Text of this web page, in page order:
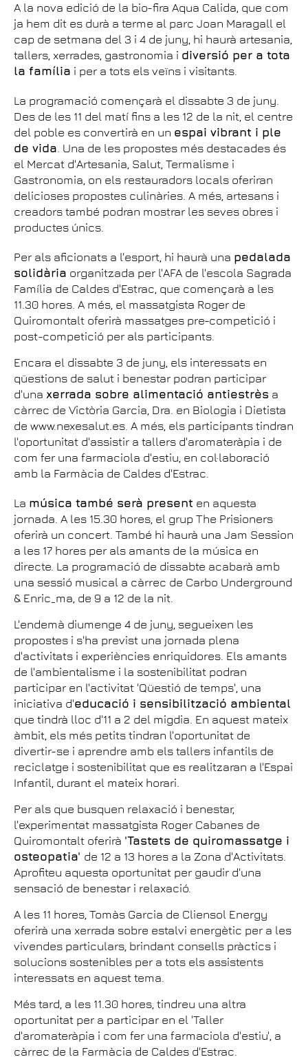
A la nova edició de la bio-fira Aqua Calida, que com
ja hem dit es durà a terme al parc Joan Maragall el
cap de setmana del 3 i 4 de juny, hi haurà artesania,
tallers, xerrades, gastronomia i diversió per a tota
la família i per a tots els veïns i visitants.
La programació començarà el dissabte 3 de juny.
Des de les 11 del matí fins a les 12 de la nit, el centre
del poble es convertirà en un espai vibrant i ple
de vida. Una de les propostes més destacades és
el Mercat d'Artesania, Salut, Termalisme i
Gastronomia, on els restauradors locals oferiran
delicioses propostes culinàries. A més, artesans i
creadors també podran mostrar les seves obres i
productes únics.
Per als aficionats a l'esport, hi haurà una pedalada
solidària organitzada per l'AFA de l'escola Sagrada
Família de Caldes d'Estrac, que començarà a les
11.30 hores. A més, el massatgista Roger de
Quiromontalt oferirà massatges pre-competició i
post-competició per als participants.
Encara el dissabte 3 de juny, els interessats en
qüestions de salut i benestar podran participar
d'una xerrada sobre alimentació antiestrès a
càrrec de Victòria Garcia, Dra. en Biologia i Dietista
de www.nexesalut.es. A més, els participants tindran
l'oportunitat d'assistir a tallers d'aromateràpia i de
com fer una farmaciola d'estiu, en col·laboració
amb la Farmàcia de Caldes d'Estrac.
La música també serà present en aquesta
jornada. A les 15.30 hores, el grup The Prisioners
oferirà un concert. També hi haurà una Jam Session
a les 17 hores per als amants de la música en
directe. La programació de dissabte acabarà amb
una sessió musical a càrrec de Carbo Underground
& Enric_ma, de 9 a 12 de la nit.
L'endemà diumenge 4 de juny, segueixen les
propostes i s'ha previst una jornada plena
d'activitats i experiències enriquidores. Els amants
de l'ambientalisme i la sostenibilitat podran
participar en l'activitat 'Qüestió de temps', una
iniciativa d'educació i sensibilització ambiental
que tindrà lloc d'11 a 2 del migdia. En aquest mateix
àmbit, els més petits tindran l'oportunitat de
divertir-se i aprendre amb els tallers infantils de
reciclatge i sostenibilitat que es realitzaran a l'Espai
Infantil, durant el mateix horari.
Per als que busquen relaxació i benestar,
l'experimentat massatgista Roger Cabanes de
Quiromontalt oferirà 'Tastets de quiromassatge i
osteopatia' de 12 a 13 hores a la Zona d'Activitats.
Aprofiteu aquesta oportunitat per gaudir d'una
sensació de benestar i relaxació.
A les 11 hores, Tomàs Garcia de Cliensol Energy
oferirà una xerrada sobre estalvi energètic per a les
vivendes particulars, brindant consells pràctics i
solucions sostenibles per a tots els assistents
interessats en aquest tema.
Més tard, a les 11.30 hores, tindreu una altra
oportunitat per a participar en el 'Taller
d'aromateràpia i com fer una farmaciola d'estiu', a
càrrec de la Farmàcia de Caldes d'Estrac.